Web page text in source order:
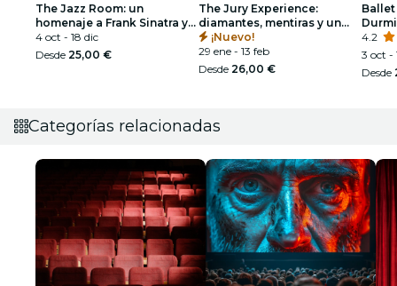
The Jazz Room: un
homenaje a Frank Sinatra y
Louis Armstrong
4 oct - 18 dic
Desde 25,00 €
The Jury Experience:
diamantes, mentiras y un
muerto
¡Nuevo!
29 ene - 13 feb
Desde 26,00 €
Ballet
4.2
3 oct -
Desde
Categorías relacionadas